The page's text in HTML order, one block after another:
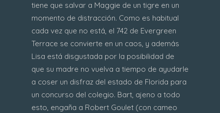
tiene que salvar a Maggie de un tigre en un
momento de distracción. Como es habitual
cada vez que no está, el 742 de Evergreen
Terrace se convierte en un caos, y además
Lisa está disgustada por la posibilidad de
que su madre no vuelva a tiempo de ayudarle
a coser un disfraz del estado de Florida para
un concurso del colegio. Bart, ajeno a todo
esto, engaña a Robert Goulet (con cameo